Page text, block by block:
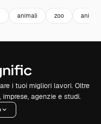
animali zoo
i tuoi migliori lavori. Oltre
agenzie e studi.